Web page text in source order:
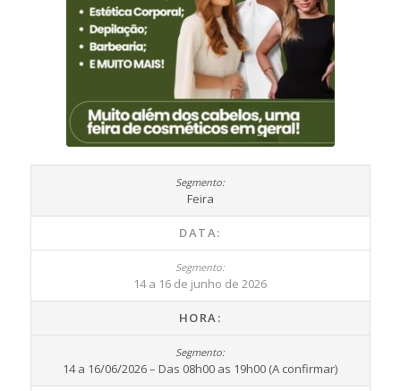
Feira
DATA:
14 a 16 de junho de 2026
HORA:
14 a 16/06/2026 – Das 08h00 as 19h00 (A confirmar)